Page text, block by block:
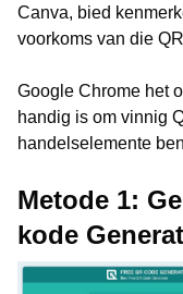
Canva, bied
voorkoms van die
Google Chrome het
handig is om vinnig
handelselemente
Metode 1:
kode